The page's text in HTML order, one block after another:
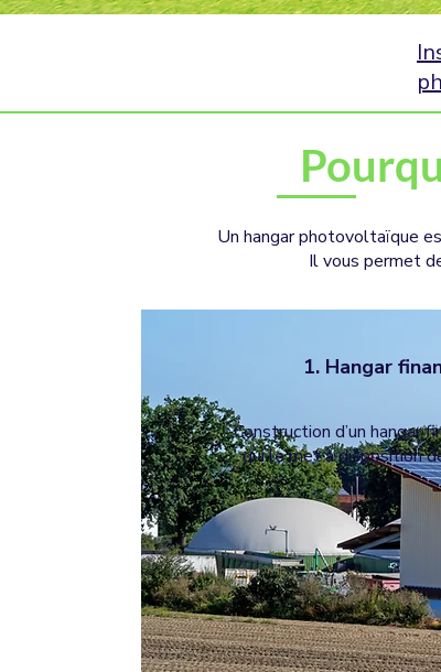
Un hangar photovoltaïque
Il vous permet
Construction d’un hangar
qui le met à disposition
1. Hangar